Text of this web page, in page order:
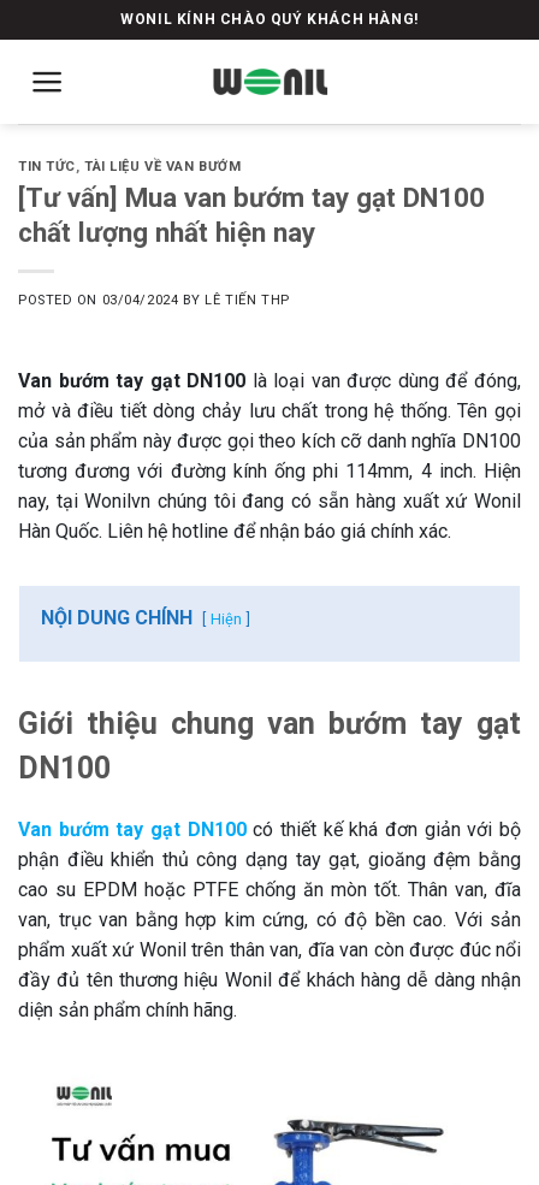
to
content
WONIL KÍNH CHÀO QUÝ KHÁCH HÀNG!
TIN TỨC,TÀI LIỆU VỀ VAN BƯỚM
[Tư vấn] Mua van bướm tay gạt DN100
chất lượng nhất hiện nay
POSTED ON 03/04/2024 BY LÊ TIẾN THP
Van bướm tay gạt DN100 là loại van được dùng để đóng,
mở và điều tiết dòng chảy lưu chất trong hệ thống. Tên gọi
của sản phẩm này được gọi theo kích cỡ danh nghĩa DN100
tương đương với đường kính ống phi 114mm, 4 inch. Hiện
nay, tại Wonilvn chúng tôi đang có sẵn hàng xuất xứ Wonil
Hàn Quốc. Liên hệ hotline để nhận báo giá chính xác.
NỘI DUNG CHÍNH Hiện
Giới thiệu chung van bướm tay gạt
DN100
Van bướm tay gạt DN100có thiết kế khá đơn giản với bộ
phận điều khiển thủ công dạng tay gạt, gioăng đệm bằng
cao su EPDM hoặc PTFE chống ăn mòn tốt. Thân van, đĩa
van, trục van bằng hợp kim cứng, có độ bền cao. Với sản
phẩm xuất xứ Wonil trên thân van, đĩa van còn được đúc nổi
đầy đủ tên thương hiệu Wonil để khách hàng dễ dàng nhận
diện sản phẩm chính hãng.